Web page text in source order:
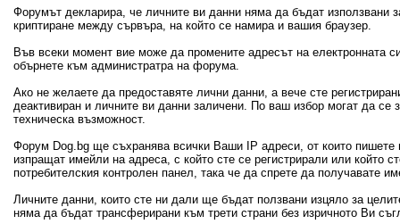
Форумът декларира, че личните ви данни няма да бъдат използвани
криптиране между сървъра, на който се намира и вашия браузер.
Във всеки момент вие може да промените адресът на електронната
обърнете към администратра на форума.
Ако не желаете да предоставяте лични данни, а вече сте
деактивиран и личните ви данни заличени. По ваш избор могат да
техническа възможност.
Форум Dog.bg ще съхранява всички Ваши IP адреси, от които
изпращат имейли на адреса, с който сте се регистрирали или който
потребителския контролен панел, така че да спрете да получавате
Личните данни, които сте ни дали ще бъдат ползвани изцяло за
няма да бъдат трансферирани към трети страни без изричното Ви